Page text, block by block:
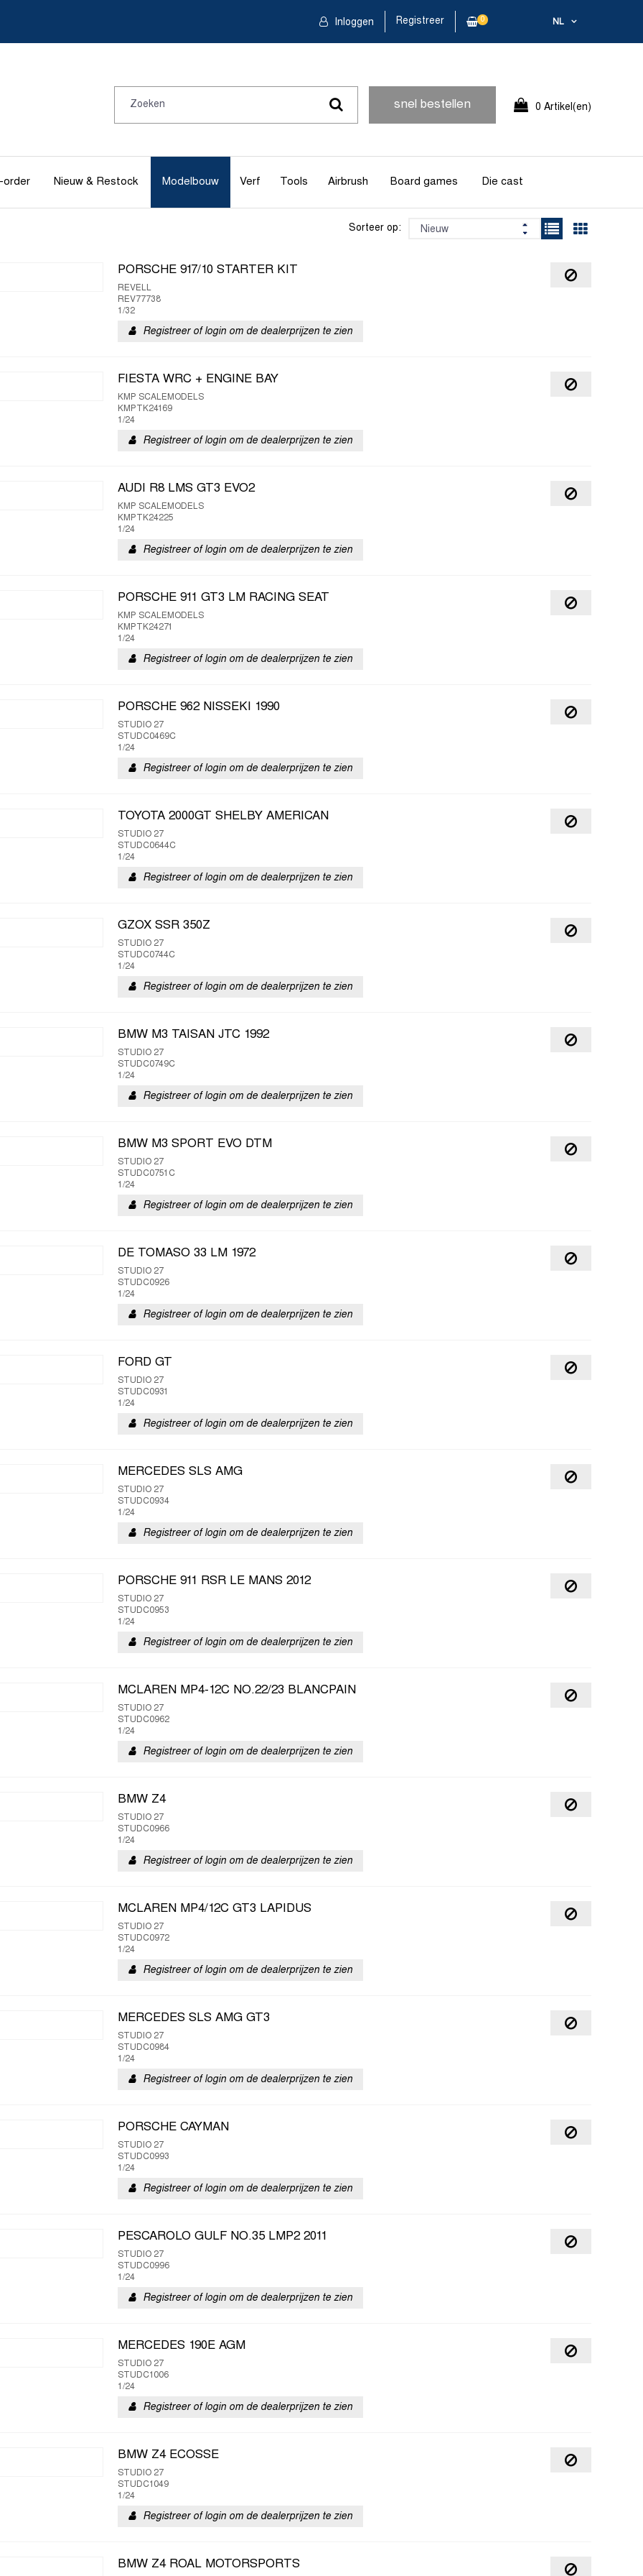
NL
Inloggen Registreer 0
snel bestellen 0 Artikel(en)
order Nieuw & Restock Modelbouw Verf Tools Airbrush Board games Die cast
Sorteer op:
PORSCHE 917/10 STARTER KIT
REVELL
REV77738
1/32
Registreer of login om de dealerprijzen te zien
FIESTA WRC + ENGINE BAY
KMP SCALEMODELS
KMPTK24169
1/24
Registreer of login om de dealerprijzen te zien
AUDI R8 LMS GT3 EVO2
KMP SCALEMODELS
KMPTK24225
1/24
Registreer of login om de dealerprijzen te zien
PORSCHE 911 GT3 LM RACING SEAT
KMP SCALEMODELS
KMPTK24271
1/24
Registreer of login om de dealerprijzen te zien
PORSCHE 962 NISSEKI 1990
STUDIO 27
STUDC0469C
1/24
Registreer of login om de dealerprijzen te zien
TOYOTA 2000GT SHELBY AMERICAN
STUDIO 27
STUDC0644C
1/24
Registreer of login om de dealerprijzen te zien
GZOX SSR 350Z
STUDIO 27
STUDC0744C
1/24
Registreer of login om de dealerprijzen te zien
BMW M3 TAISAN JTC 1992
STUDIO 27
STUDC0749C
1/24
Registreer of login om de dealerprijzen te zien
BMW M3 SPORT EVO DTM
STUDIO 27
STUDC0751C
1/24
Registreer of login om de dealerprijzen te zien
DE TOMASO 33 LM 1972
STUDIO 27
STUDC0926
1/24
Registreer of login om de dealerprijzen te zien
FORD GT
STUDIO 27
STUDC0931
1/24
Registreer of login om de dealerprijzen te zien
MERCEDES SLS AMG
STUDIO 27
STUDC0934
1/24
Registreer of login om de dealerprijzen te zien
PORSCHE 911 RSR LE MANS 2012
STUDIO 27
STUDC0953
1/24
Registreer of login om de dealerprijzen te zien
MCLAREN MP4-12C NO.22/23 BLANCPAIN
STUDIO 27
STUDC0962
1/24
Registreer of login om de dealerprijzen te zien
BMW Z4
STUDIO 27
STUDC0966
1/24
Registreer of login om de dealerprijzen te zien
MCLAREN MP4/12C GT3 LAPIDUS
STUDIO 27
STUDC0972
1/24
Registreer of login om de dealerprijzen te zien
MERCEDES SLS AMG GT3
STUDIO 27
STUDC0984
1/24
Registreer of login om de dealerprijzen te zien
PORSCHE CAYMAN
STUDIO 27
STUDC0993
1/24
Registreer of login om de dealerprijzen te zien
PESCAROLO GULF NO.35 LMP2 2011
STUDIO 27
STUDC0996
1/24
Registreer of login om de dealerprijzen te zien
MERCEDES 190E AGM
STUDIO 27
STUDC1006
1/24
Registreer of login om de dealerprijzen te zien
BMW Z4 ECOSSE
STUDIO 27
STUDC1049
1/24
Registreer of login om de dealerprijzen te zien
BMW Z4 ROAL MOTORSPORTS